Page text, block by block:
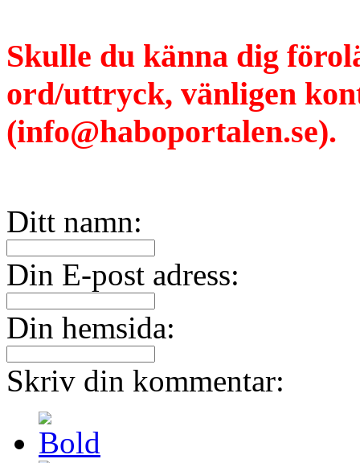
Skulle du känna dig
ord/uttryck, vänligen
(info@haboportalen.se).
Ditt namn:
Din E-post adress:
Din hemsida:
Skriv din kommentar: